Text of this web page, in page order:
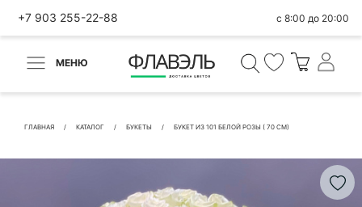
+7 903 255-22-88 с 8:00 до 20:00
МЕНЮ
ГЛАВНАЯ КАТАЛОГ БУКЕТЫ БУКЕТ ИЗ 101 БЕЛОЙ РОЗЫ ( 70 СМ)
ВЕРНУТЬСЯ
Быстрая покупка